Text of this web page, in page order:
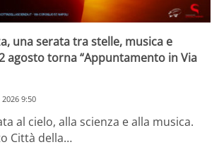
una serata tra stelle, musica e
agosto torna “Appuntamento in Via
9:50
al cielo, alla scienza e alla musica.
Città della…